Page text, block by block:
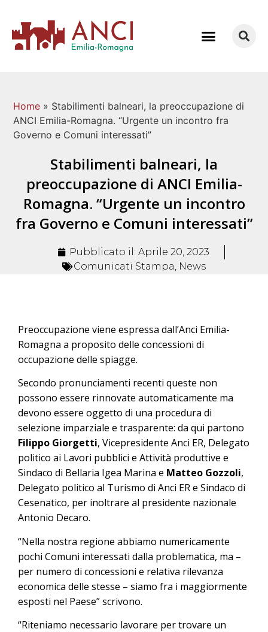
Home » Stabilimenti balneari, la preoccupazione di
ANCI Emilia-Romagna. “Urgente un incontro fra
Governo e Comuni interessati”
Stabilimenti balneari, la
preoccupazione di ANCI Emilia-
Romagna. “Urgente un incontro
fra Governo e Comuni interessati”
Pubblicato il: Aprile 20, 2023
Comunicati Stampa News
Preoccupazione viene espressa dall’Anci Emilia-
Romagna a proposito delle concessioni di
occupazione delle spiagge.
Secondo pronunciamenti recenti queste non
possono essere rinnovate automaticamente ma
devono essere oggetto di una procedura di
selezione imparziale e trasparente: da qui partono
Filippo Giorgetti, Vicepresidente Anci ER, Delegato
politico ai Lavori pubblici e Attività produttive e
Sindaco di Bellaria Igea Marina e Matteo Gozzoli,
Delegato politico al Turismo di Anci ER e Sindaco di
Cesenatico, per inoltrare al presidente nazionale
Antonio Decaro.
“Nella nostra regione abbiamo numericamente
pochi Comuni interessati dalla problematica, ma –
per numero di concessioni e relativa rilevanza
economica delle stesse – siamo fra i maggiormente
esposti nel Paese” scrivono.
“Riteniamo necessario lavorare per trovare un